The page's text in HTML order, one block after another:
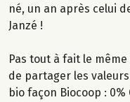
né, un an après celui
Janzé !
Pas tout à fait le
de partager les
bio façon Biocoop :